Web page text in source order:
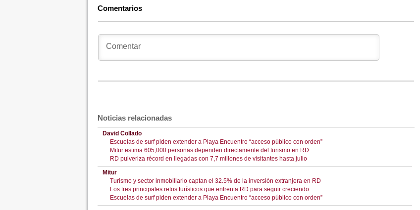
Comentarios
Noticias relacionadas
David Collado
Escuelas de surf piden extender a Playa Encuentro “acceso público con orden”
Mitur estima 605,000 personas dependen directamente del turismo en RD
RD pulveriza récord en llegadas con 7,7 millones de visitantes hasta julio
Mitur
Turismo y sector inmobiliario captan el 32.5% de la inversión extranjera en RD
Los tres principales retos turísticos que enfrenta RD para seguir creciendo
Escuelas de surf piden extender a Playa Encuentro “acceso público con orden”